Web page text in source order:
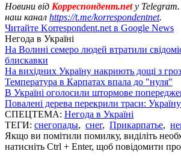
Новини від Корреспондент.net у
наш канал https://t.me/korrespondentnet.
Читайте Korrespondent.net в Google News
Негода в Україні
На Волині семеро людей втратили
блискавки
На вихідних Україну накриють дощі з
Температура в Карпатах впала до "нуля"
В Україні оголосили штормове
Повалені дерева перекрили траси:
СПЕЦТЕМА: Негода в Україні
ТЕГИ: снегопады, снег, Прикарпатье,
Якщо ви помітили помилку, виділіть
натисніть Ctrl + Enter, щоб повідомити